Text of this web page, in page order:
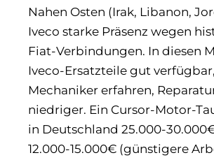
Nahen Osten (Irak, Libanon,
Iveco starke Präsenz wegen
Fiat-Verbindungen. In diesen
Iveco-Ersatzteile gut verfügbar,
Mechaniker erfahren,
niedriger. Ein Cursor-Motor-
in Deutschland 25.000-
12.000-15.000€ (günstigere